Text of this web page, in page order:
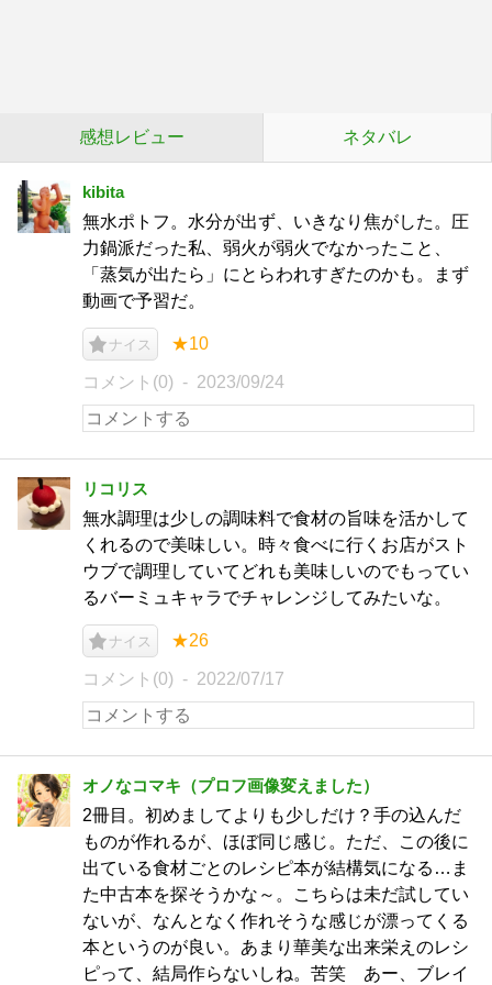
感想レビュー ネタバレ
kibita
無水ポトフ。水分が出ず、いきなり焦がした。圧
力鍋派だった私、弱火が弱火でなかったこと、
「蒸気が出たら」にとらわれすぎたのかも。まず
動画で予習だ。
ナイス ★10
コメント(0) 2023/09/24
リコリス
無水調理は少しの調味料で食材の旨味を活かして
くれるので美味しい。時々食べに行くお店がスト
ウブで調理していてどれも美味しいのでもってい
るバーミュキャラでチャレンジしてみたいな。
ナイス ★26
コメント(0) 2022/07/17
オノなコマキ（プロフ画像変えました）
2冊目。初めましてよりも少しだけ？手の込んだ
ものが作れるが、ほぼ同じ感じ。ただ、この後に
出ている食材ごとのレシピ本が結構気になる…ま
た中古本を探そうかな～。こちらは未だ試してい
ないが、なんとなく作れそうな感じが漂ってくる
本というのが良い。あまり華美な出来栄えのレシ
ピって、結局作らないしね。苦笑 あー、ブレイ